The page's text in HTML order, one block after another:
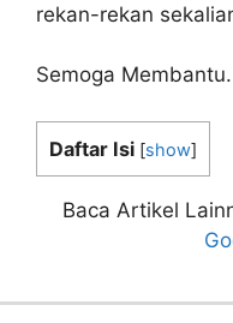
rekan-rekan
Semoga Membantu.
Daftar Isi [show]
Baca Artikel